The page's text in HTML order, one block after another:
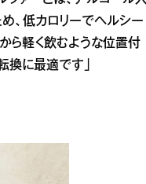
、低カロリーでヘルシー
ら軽く飲むような位置付
換に最適です」